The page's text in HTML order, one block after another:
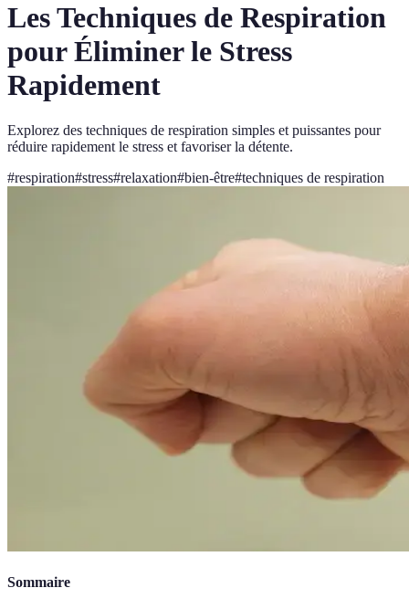
Les Techniques de Respiration
pour Éliminer le Stress
Rapidement
Explorez des techniques de respiration simples et puissantes pour
réduire rapidement le stress et favoriser la détente.
#respiration#stress#relaxation#bien-être#techniques de respiration
Sommaire